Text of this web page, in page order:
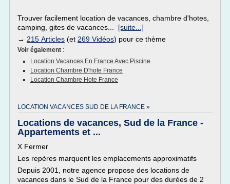
Trouver facilement location de vacances, chambre d'hotes,
camping, gites de vacances... [suite...]
→ 215 Articles (et 269 Vidéos) pour ce thème
Voir également :
Location Vacances En France Avec Piscine
Location Chambre D'hote France
Location Chambre Hote France
LOCATION VACANCES SUD DE LA FRANCE »
Locations de vacances, Sud de la France -
Appartements et ...
X Fermer
Les repères marquent les emplacements approximatifs
Depuis 2001, notre agence propose des locations de
vacances dans le Sud de la France pour des durées de 2